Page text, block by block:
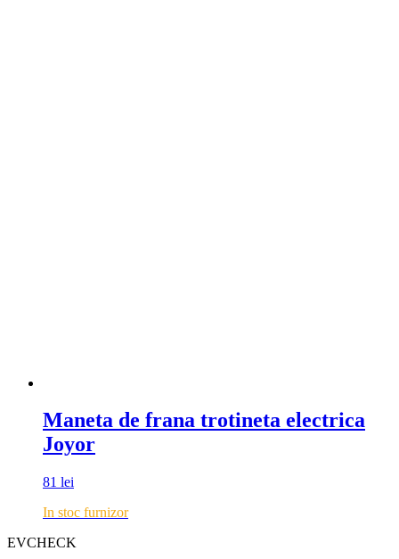
Maneta de frana trotineta electrica
Joyor
81 lei
In stoc furnizor
EVCHECK